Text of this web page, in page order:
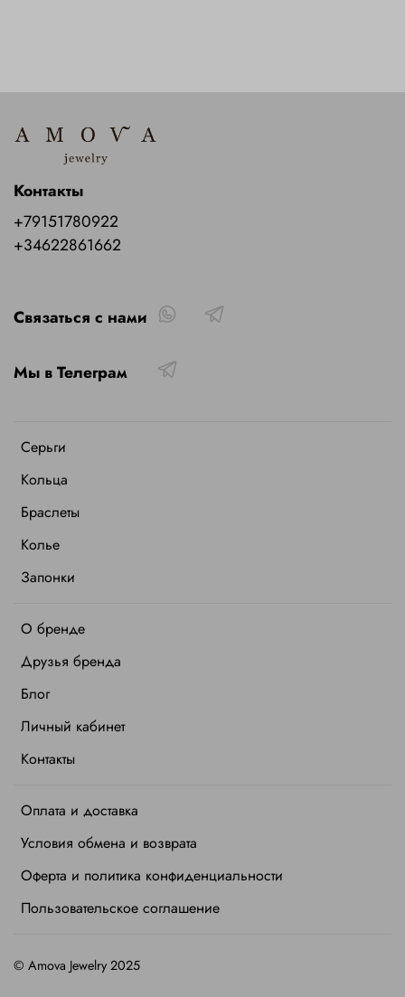
Серьги
Кольца
Браслеты
Колье
Запонки
О бренде
Друзья бренда
Блог
Личный кабинет
Контакты
Оплата и доставка
Условия обмена и возврата
Оферта и политика конфиденциальности
Пользовательское соглашение
Контакты
+79151780922
+34622861662
Связаться с нами
Мы в Телеграм
© Amova Jewelry 2025